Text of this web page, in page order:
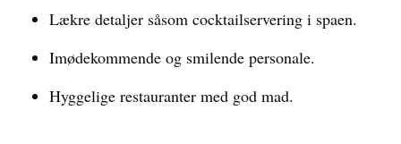
Lækre detaljer såsom cocktailservering i spaen.
Imødekommende og smilende personale.
Hyggelige restauranter med god mad.